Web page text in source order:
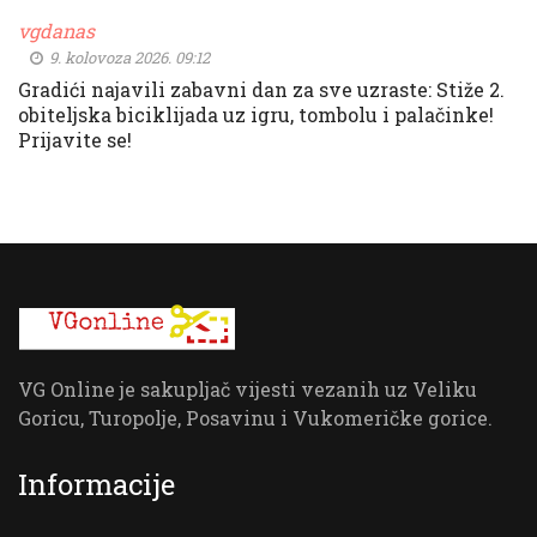
vgdanas
9. kolovoza 2026. 09:12
Gradići najavili zabavni dan za sve uzraste: Stiže 2.
obiteljska biciklijada uz igru, tombolu i palačinke!
Prijavite se!
VG Online je sakupljač vijesti vezanih uz Veliku
Goricu, Turopolje, Posavinu i Vukomeričke gorice.
Informacije